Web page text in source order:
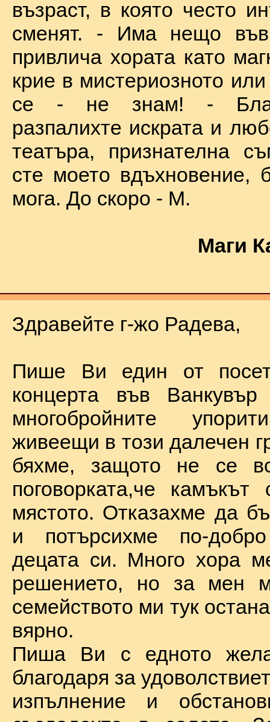
възраст, в която често
сменят. - Има нещо във
привлича хората като
крие в мистериозното
се - не знам! -
разпалихте искрата и
театъра, признателна
сте моето вдъхновение,
мога. До скоро - М.
Маги
Здравейте г-жо Радева,
Пише Ви един от
концерта във
многобройните
живеещи в този далечен
бяхме, защото не се
поговорката,че
мястото. Отказахме да
и потърсихме по-
децата си. Много хора
решението, но за мен
семейството ми тук
вярно.
Пиша Ви с едното
благодаря за
изпълнение и